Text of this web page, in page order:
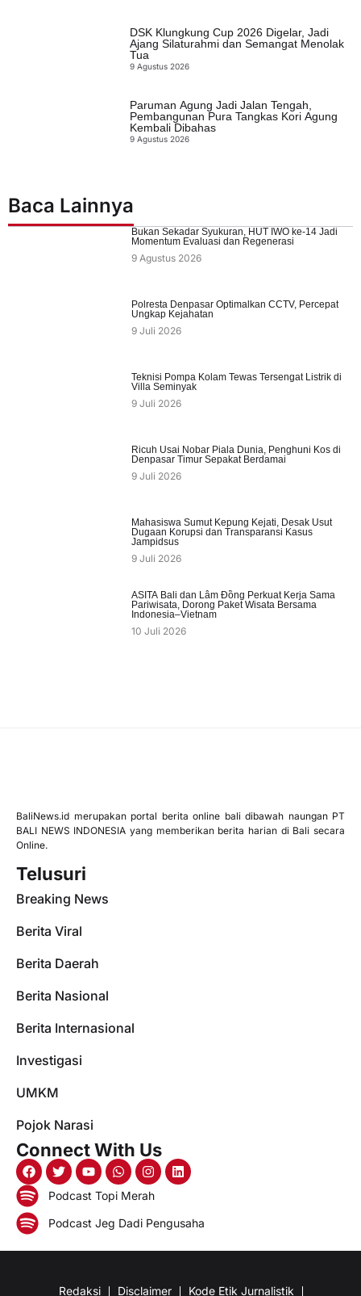
DSK Klungkung Cup 2026 Digelar, Jadi
Ajang Silaturahmi dan Semangat Menolak
Tua
9 Agustus 2026
Paruman Agung Jadi Jalan Tengah,
Pembangunan Pura Tangkas Kori Agung
Kembali Dibahas
9 Agustus 2026
Baca Lainnya
Bukan Sekadar Syukuran, HUT IWO ke-14 Jadi
Momentum Evaluasi dan Regenerasi
9 Agustus 2026
Polresta Denpasar Optimalkan CCTV, Percepat
Ungkap Kejahatan
9 Juli 2026
Teknisi Pompa Kolam Tewas Tersengat Listrik di
Villa Seminyak
9 Juli 2026
Ricuh Usai Nobar Piala Dunia, Penghuni Kos di
Denpasar Timur Sepakat Berdamai
9 Juli 2026
Mahasiswa Sumut Kepung Kejati, Desak Usut
Dugaan Korupsi dan Transparansi Kasus
Jampidsus
9 Juli 2026
ASITA Bali dan Lâm Đồng Perkuat Kerja Sama
Pariwisata, Dorong Paket Wisata Bersama
Indonesia–Vietnam
10 Juli 2026
BaliNews.id merupakan portal berita online bali dibawah naungan PT
BALI NEWS INDONESIA yang memberikan berita harian di Bali secara
Online.
Telusuri
Breaking News
Berita Viral
Berita Daerah
Berita Nasional
Berita Internasional
Investigasi
UMKM
Pojok Narasi
Connect With Us
Podcast Topi Merah
Podcast Jeg Dadi Pengusaha
Redaksi Disclaimer Kode Etik Jurnalistik